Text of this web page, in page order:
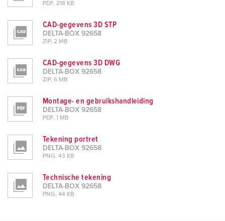
PDF, 218 KB
CAD-gegevens 3D STP
DELTA-BOX 92658
ZIP, 2 MB
CAD-gegevens 3D DWG
DELTA-BOX 92658
ZIP, 6 MB
Montage- en gebruikshandleiding
DELTA-BOX 92658
PDF, 1 MB
Tekening portret
DELTA-BOX 92658
PNG, 43 KB
Technische tekening
DELTA-BOX 92658
PNG, 44 KB